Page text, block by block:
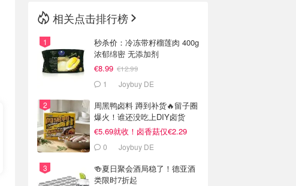
相关点击排行榜
秒杀价：冷冻带籽榴莲肉 400g
浓郁绵密 无添加剂
€8.99 €12.99
1 Joybuy DE
周黑鸭卤料 蹲到补货🔥留子圈
爆火！谁还没吃上DIY卤货
€5.69就收！卤香菇仅€2.29
0 Joybuy DE
🍻夏日聚会酒局稳了！德亚酒
类限时7折起